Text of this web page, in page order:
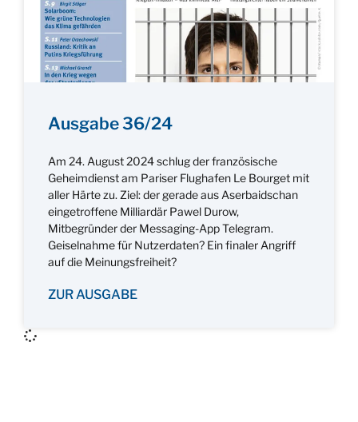
Ausgabe 36/24
Am 24. August 2024 schlug der französische
Geheimdienst am Pariser Flughafen Le Bourget mit
aller Härte zu. Ziel: der gerade aus Aserbaidschan
eingetroffene Milliardär Pawel Durow,
Mitbegründer der Messaging-App Telegram.
Geiselnahme für Nutzerdaten? Ein finaler Angriff
auf die Meinungsfreiheit?
ZUR AUSGABE